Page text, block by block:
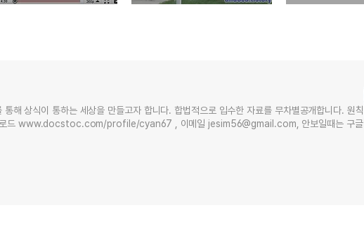
해 상식이 통하는 세상을 만들고자 합니다. 합법적으로 입수한 자료를 무차별공개합니다. 원칙
드 www.docstoc.com/profile/cyan67 , 이메일 jesim56@gmail.com, 안보일때는 구글